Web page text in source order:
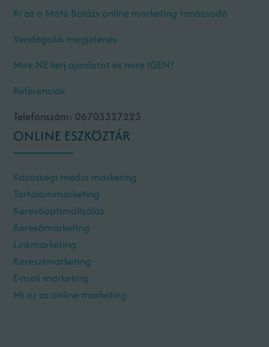
Ki az a Máté Balázs online marketing tanácsadó
Vendégcikk megjelenés
Mire NE kérj ajánlatot és mire IGEN?
Referenciák
Telefonszám: 06703327223
ONLINE ESZKÖZTÁR
Közösségi média marketing
Tartalommarketing
Keresőoptimalizálás
Keresőmarketing
Linkmarketing
Keresztmarketing
E-mail marketing
Mi az az online marketing